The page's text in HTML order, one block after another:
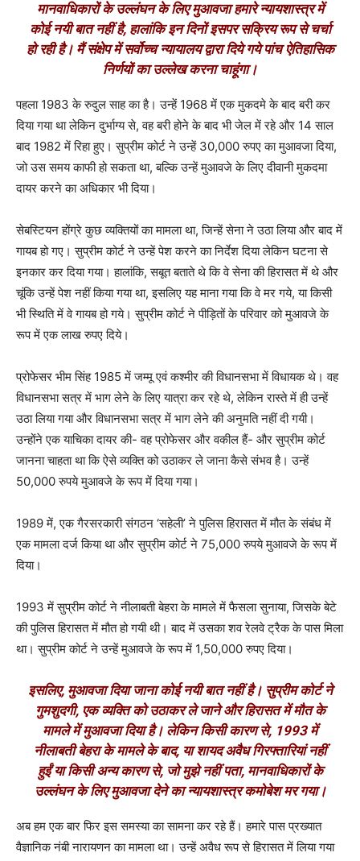
मानवाधिकारों के उल्लंघन के लिए मुआवजा हमारे न्यायशास्त्र में
कोई नयी बात नहीं है, हालांकि इन दिनों इसपर सक्रिय रूप से चर्चा
हो रही है। मैं संक्षेप में सर्वोच्च न्यायालय द्वारा दिये गये पांच ऐतिहासिक
निर्णयों का उल्लेख करना चाहूंगा।
पहला 1983 के रुदुल साह का है। उन्हें 1968में एक मुकदमे के बाद बरी कर
दिया गया था लेकिन दुर्भाग्य से,वह बरी होने के बाद भी जेल में रहे और 14 साल
बाद 1982 में रिहा हुए। सुप्रीम कोर्ट ने उन्हें 30,000रुपए का मुआवजा दिया,
जो उस समय काफी हो सकता था,बल्‍कि उन्हें मुआवजे के लिए दीवानी मुकदमा
दायर करने का अधिकार भी दिया।
सेबस्टियन होंग्रे कुछ व्यक्तियों का मामला था,जिन्हें सेना ने उठा लिया और बाद में
गायब हो गए। सुप्रीम कोर्ट ने उन्हें पेश करने का निर्देश दिया लेकिन घटना से
इनकार कर दिया गया। हालांकि,सबूत बताते थे कि वे सेना की हिरासत में थे और
चूंकि उन्हें पेश नहीं किया गया था,इसलिए यह माना गया कि वे मर गये,या किसी
भी स्थिति में वे गायब हो गये। सुप्रीम कोर्ट ने पीड़ितों के परिवार को मुआवजे के
रूप में एक लाख रुपए दिये।
प्रोफेसर भीम सिंह 1985 में जम्मू एवं कश्मीर की विधानसभा में विधायक थे। वह
विधानसभा सत्र में भाग लेने के लिए यात्रा कर रहे थे,लेकिन रास्ते में ही उन्हें
उठा लिया गया और विधानसभा सत्र में भाग लेने की अनुमति नहीं दी गयी।
उन्होंने एक याचिका दायर की- वह प्रोफेसर और वकील हैं- और सुप्रीम कोर्ट
जानना चाहता था कि ऐसे व्यक्ति को उठाकर ले जाना कैसे संभव है। उन्हें
50,000रुपये मुआवजे के रूप में दिया गया।
1989में,एक गैरसरकारी संगठन ‘सहेली’ने पुलिस हिरासत में मौत के संबंध में
एक मामला दर्ज किया था और सुप्रीम कोर्ट ने 75,000रुपये मुआवजे के रूप में
दिया।
1993 में सुप्रीम कोर्ट ने नीलाबती बेहरा के मामले में फैसला सुनाया,जिसके बेटे
की पुलिस हिरासत में मौत हो गयी थी। बाद में उसका शव रेलवे ट्रैक के पास मिला
था। सुप्रीम कोर्ट ने उन्हें मुआवजे के रूप में 1,50,000रुपए दिया।
इसलिए, मुआवजा दिया जाना कोई नयी बात नहीं है। सुप्रीम कोर्ट ने
गुमशुदगी, एक व्यक्ति को उठाकर ले जाने और हिरासत में मौत के
मामले में मुआवजा दिया है। लेकिन किसी कारण से, 1993में
नीलाबती बेहरा के मामले के बाद, या शायद अवैध गिरफ्तारियां नहीं
हुईं या किसी अन्य कारण से, जो मुझे नहीं पता, मानवाधिकारों के
उल्लंघन के लिए मुआवजा देने का न्यायशास्त्र कमोबेश मर गया।
अब हम एक बार फिर इस समस्या का सामना कर रहे हैं। हमारे पास प्रख्यात
वैज्ञानिक नंबी नारायणन का मामला था। उन्हें अवैध रूप से हिरासत में लिया गया